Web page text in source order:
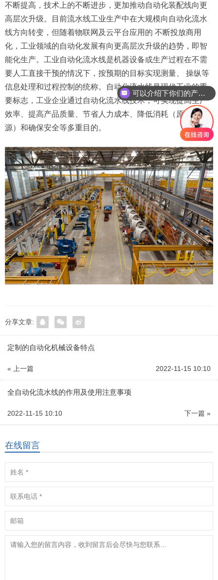
不断提高，技术上的不断进步，更加推动自动化装配线向更
高层次升级。目前流水线工业生产中在大规模向自动化流水
线方向转变，但随着物联网及云平台应用的 不断投放商用
化，工业领域的自动化发展有向更高层次升级的趋势，即智
能化生产。工业自动化流水线是机器设备或生产过程在不需
要人工直接干预的情况下，按预期的目标实现测量、 操纵等
信息处理和过程控制的统称。自动化流水线是现代工业的重
要标志，工业企业通过自动化流水线技术，可实现提高生产
效率、提高产品质量、节省人力成本、降低消耗（原材料 能
源）和确保安全等多重目的。
分享文章:
定制的自动化机械设备特点
« 上一篇 2022-11-15 10:10
全自动化流水线的作用及使用注意事项
下一篇 »
2022-11-15 10:10
在线留言
可以介绍下你们的产品么